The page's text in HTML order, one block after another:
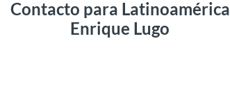
Contacto para Latinoamérica
Enrique Lugo